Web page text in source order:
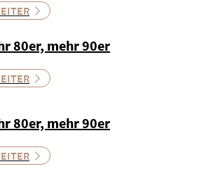
80er, mehr 90er
80er, mehr 90er